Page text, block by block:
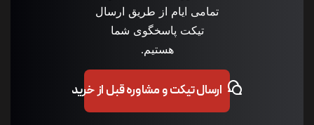
تمامی ایام از طریق ارسال
تیکت پاسخگوی شما
ارسال تیکت و مشاوره قبل از خرید